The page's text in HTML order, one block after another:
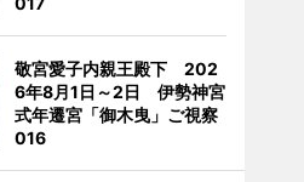
敬宮愛子内親王殿下 202
6年8月1日～2日 伊勢神宮
式年遷宮「御木曳」ご視察
016